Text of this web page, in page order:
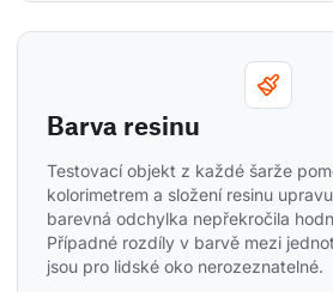
Barva resinu
Testovací objekt z každé šarže
kolorimetrem a složení resinu
barevná odchylka nepřekročila
Případné rozdíly v barvě mezi
jsou pro lidské oko nerozeznatelné.